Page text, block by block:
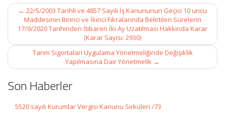
Post
navigation
← 22/5/2003 Tarihli ve 4857 Sayılı İş Kanununun Geçici 10 uncu
Maddesinin Birinci ve İkinci Fıkralarında Belirtilen Sürelerin
17/9/2020 Tarihinden İtibaren İki Ay Uzatılması Hakkında Karar
(Karar Sayısı: 2930)
Tarım Sigortaları Uygulama Yönetmeliğinde Değişiklik
Yapılmasına Dair Yönetmelik →
Son Haberler
5520 sayılı Kurumlar Vergisi Kanunu Sirküleri /73